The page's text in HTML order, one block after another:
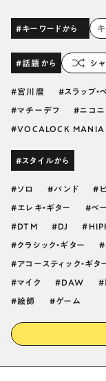
#キーワードから
#話題から シ
宮川麿 スラップ・
マチーデフ ニコ
VOCALOCK MANIA
#スタイルから
ソロ バンド
エレキ・ギター ベ
DTM DJ
クラシック・ギター
アコースティック・ギタ
マイク DAW
絵師 ゲーム